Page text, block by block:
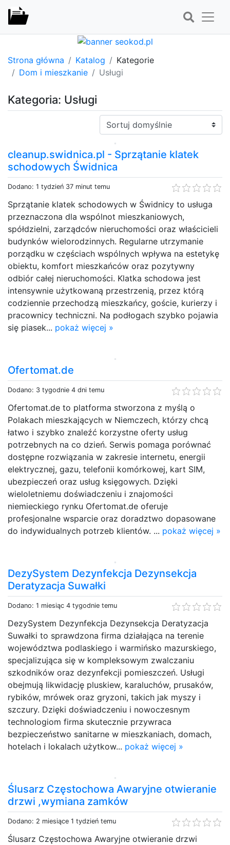
Strona główna Katalog
Kategorie
Dom i mieszkanie
Usługi
Kategoria: Usługi
Sortuj:
cleanup.swidnica.pl - Sprzątanie klatek
schodowych Świdnica
Dodano: 1 tydzień 37 minut temu
Sprzątanie klatek schodowych w Świdnicy to usługa
przeznaczona dla wspólnot mieszkaniowych,
spółdzielni, zarządców nieruchomości oraz właścicieli
budynków wielorodzinnych. Regularne utrzymanie
porządku w częściach wspólnych wpływa na estetykę
obiektu, komfort mieszkańców oraz pozytywny
odbiór całej nieruchomości. Klatka schodowa jest
intensywnie użytkowaną przestrzenią, przez którą
codziennie przechodzą mieszkańcy, goście, kurierzy i
pracownicy techniczni. Na podłogach szybko pojawia
się piasek... pokaż więcej »
Ofertomat.de
Dodano: 3 tygodnie 4 dni temu
Ofertomat.de to platforma stworzona z myślą o
Polakach mieszkających w Niemczech, którzy chcą
łatwo i szybko znaleźć korzystne oferty usług
potrzebnych na co dzień. Serwis pomaga porównać
dostępne rozwiązania w zakresie internetu, energii
elektrycznej, gazu, telefonii komórkowej, kart SIM,
ubezpieczeń oraz usług księgowych. Dzięki
wieloletniemu doświadczeniu i znajomości
niemieckiego rynku Ofertomat.de oferuje
profesjonalne wsparcie oraz doradztwo dopasowane
do indywidualnych potrzeb klientów. ... pokaż więcej »
DezySystem Dezynfekcja Dezynsekcja
Deratyzacja Suwałki
Dodano: 1 miesiąc 4 tygodnie temu
DezySystem Dezynfekcja Dezynsekcja Deratyzacja
Suwałki to sprawdzona firma działająca na terenie
województwa podlaskiego i warmińsko mazurskiego,
specjalizująca się w kompleksowym zwalczaniu
szkodników oraz dezynfekcji pomieszczeń. Usługi
obejmują likwidację pluskiew, karaluchów, prusaków,
rybików, mrówek oraz gryzoni, takich jak myszy i
szczury. Dzięki doświadczeniu i nowoczesnym
technologiom firma skutecznie przywraca
bezpieczeństwo sanitarne w mieszkaniach, domach,
hotelach i lokalach użytkow... pokaż więcej »
Ślusarz Częstochowa Awaryjne otwieranie
drzwi ,wymiana zamków
Dodano: 2 miesiące 1 tydzień temu
Ślusarz Częstochowa Awaryjne otwieranie drzwi